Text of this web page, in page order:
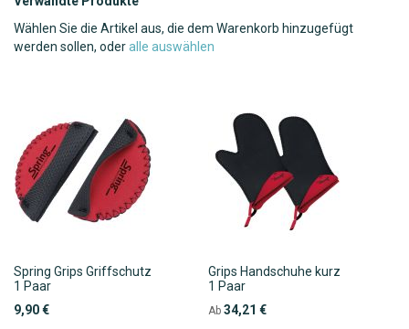
Wählen Sie die Artikel aus, die dem Warenkorb hinzugefügt
werden sollen, oderalle auswählen
Spring Grips Griffschutz
1 Paar
9,90 €
Grips Handschuhe kurz
1 Paar
Ab 34,21 €